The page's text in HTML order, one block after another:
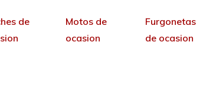
de
Motos de
ocasion
Furgonetas
de ocasion